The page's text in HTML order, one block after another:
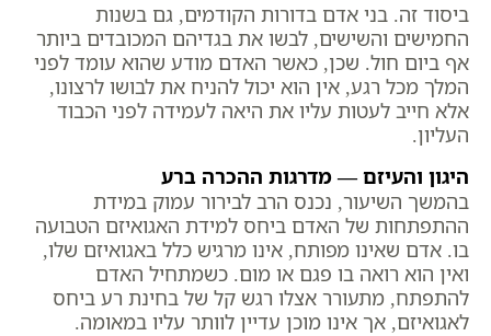
ביסוד זה. בני אדם בדורות הקודמים, גם בשנות
החמישים והשישים, לבשו את בגדיהם המכובדים ביותר
אף ביום חול. שכן, כאשר האדם מודע שהוא עומד לפני
המלך מכל רגע, אין הוא יכול להניח את לבושו לרצונו,
אלא חייב לעטות עליו את היאה לעמידה לפני הכבוד
העליון.
היגון והעיזם — מדרגות ההכרה ברע
בהמשך השיעור, נכנס הרב לבירור עמוק במידת
ההתפתחות של האדם ביחס למידת האגואיזם הטבועה
בו. אדם שאינו מפותח, אינו מרגיש כלל באגואיזם שלו,
ואין הוא רואה בו פגם או מום. כשמתחיל האדם
להתפתח, מתעורר אצלו רגש קל של בחינת רע ביחס
לאגואיזם, אך אינו מוכן עדיין לוותר עליו במאומה.